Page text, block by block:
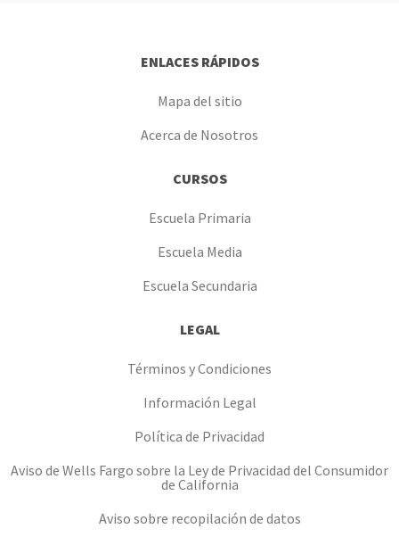
ENLACES RÁPIDOS
Mapa del sitio
Acerca de Nosotros
CURSOS
Escuela Primaria
Escuela Media
Escuela Secundaria
LEGAL
Términos y Condiciones
Información Legal
Política de Privacidad
Aviso de Wells Fargo sobre la Ley de Privacidad del Consumidor
de California
Aviso sobre recopilación de datos